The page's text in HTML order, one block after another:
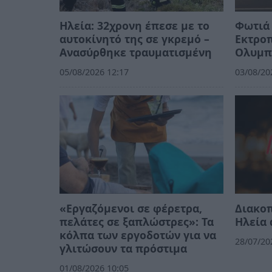
Ηλεία: 32χρονη έπεσε με το
αυτοκίνητό της σε γκρεμό –
Ανασύρθηκε τραυματισμένη
05/08/2026 12:17
Φωτιά
03/08/
«Εργαζόμενοι σε φέρετρα,
πελάτες σε ξαπλώστρες»: Τα
κόλπα των εργοδοτών για να
γλιτώσουν τα πρόστιμα
01/08/2026 10:05
Ηλεία
28/07/